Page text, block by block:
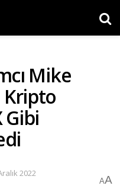
Mike
Kripto
Gibi
2022
AA